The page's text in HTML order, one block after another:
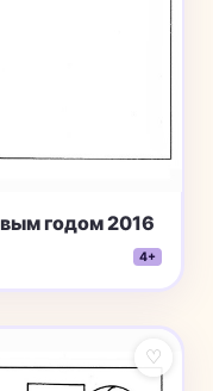
годом 2016
4+
♡